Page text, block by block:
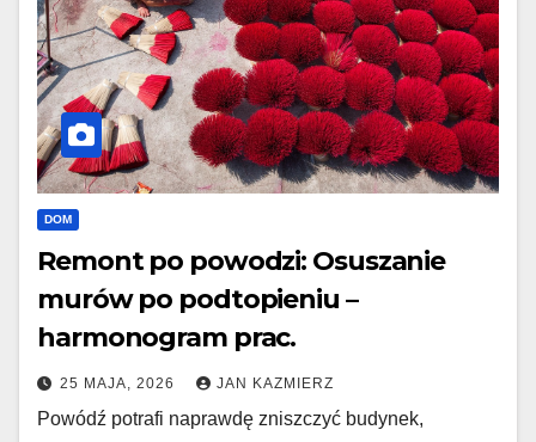
DOM
Remont po powodzi: Osuszanie
murów po podtopieniu –
harmonogram prac.
25 MAJA, 2026 JAN KAZMIERZ
Powódź potrafi naprawdę zniszczyć budynek,